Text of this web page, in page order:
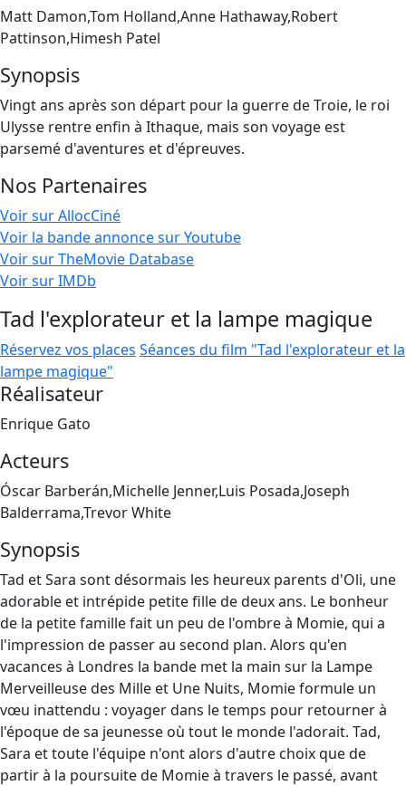
Matt Damon,Tom Holland,Anne Hathaway,Robert
Pattinson,Himesh Patel
Synopsis
Vingt ans après son départ pour la guerre de Troie, le roi
Ulysse rentre enfin à Ithaque, mais son voyage est
parsemé d'aventures et d'épreuves.
Nos Partenaires
Voir sur AllocCiné
Voir la bande annonce sur Youtube
Voir sur TheMovie Database
Voir sur IMDb
Tad l'explorateur et la lampe magique
Réservez vos places Séances du film "Tad l'explorateur et la
lampe magique"
Réalisateur
Enrique Gato
Acteurs
Óscar Barberán,Michelle Jenner,Luis Posada,Joseph
Balderrama,Trevor White
Synopsis
Tad et Sara sont désormais les heureux parents d'Oli, une
adorable et intrépide petite fille de deux ans. Le bonheur
de la petite famille fait un peu de l'ombre à Momie, qui a
l'impression de passer au second plan. Alors qu'en
vacances à Londres la bande met la main sur la Lampe
Merveilleuse des Mille et Une Nuits, Momie formule un
vœu inattendu : voyager dans le temps pour retourner à
l'époque de sa jeunesse où tout le monde l'adorait. Tad,
Sara et toute l'équipe n'ont alors d'autre choix que de
partir à la poursuite de Momie à travers le passé, avant